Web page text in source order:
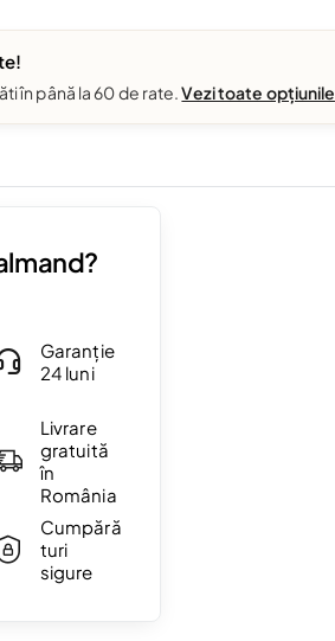
în până la 60 de rate.Vezi toate opțiunile
Garanție
24 luni
Livrare
gratuită
în
România
Cumpără
turi
sigure